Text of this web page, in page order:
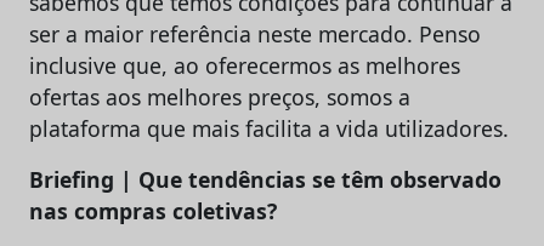
ser a maior referência neste mercado. Penso
inclusive que, ao oferecermos as melhores
ofertas aos melhores preços, somos a
plataforma que mais facilita a vida utilizadores.
Briefing | Que tendências se têm observado
nas compras coletivas?